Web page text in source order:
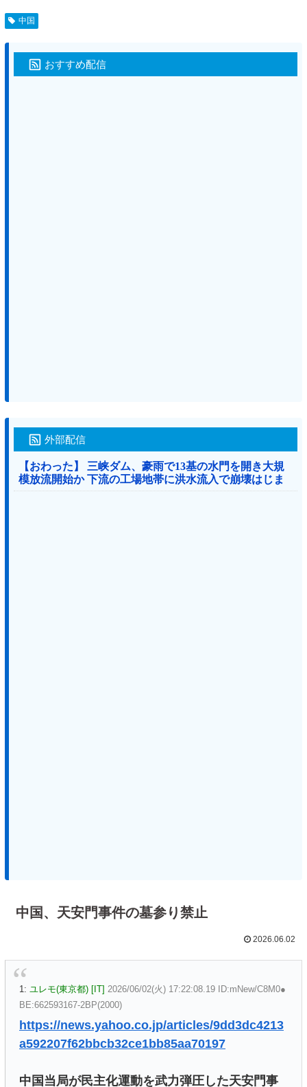
中国
おすすめ配信
外部配信
【おわった】 三峡ダム、豪雨で13基の水門を開き大規
模放流開始か 下流の工場地帯に洪水流入で崩壊はじま
る
中国、天安門事件の墓参り禁止
2026.06.02
1: ユレモ(東京都) [IT] 2026/06/02(火) 17:22:08.19 ID:mNew/C8M0●
BE:662593167-2BP(2000)
https://news.yahoo.co.jp/articles/9dd3dc4213
a592207f62bbcb32ce1bb85aa70197
中国当局が民主化運動を武力弾圧した天安門事